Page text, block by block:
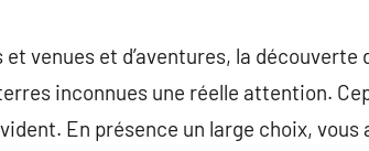
et venues et d’aventures, la
terres inconnues une réelle attention.
En présence un large choix, vous